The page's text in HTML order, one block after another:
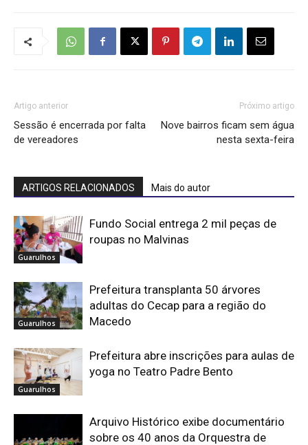
Artigo anterior
Sessão é encerrada por falta
de vereadores
Próximo artigo
Nove bairros ficam sem água
nesta sexta-feira
ARTIGOS RELACIONADOS Mais do autor
Guarulhos
Fundo Social entrega 2 mil peças de
roupas no Malvinas
Guarulhos
Prefeitura transplanta 50 árvores
adultas do Cecap para a região do
Macedo
Guarulhos
Prefeitura abre inscrições para aulas de
yoga no Teatro Padre Bento
Arquivo Histórico exibe documentário
sobre os 40 anos da Orquestra de